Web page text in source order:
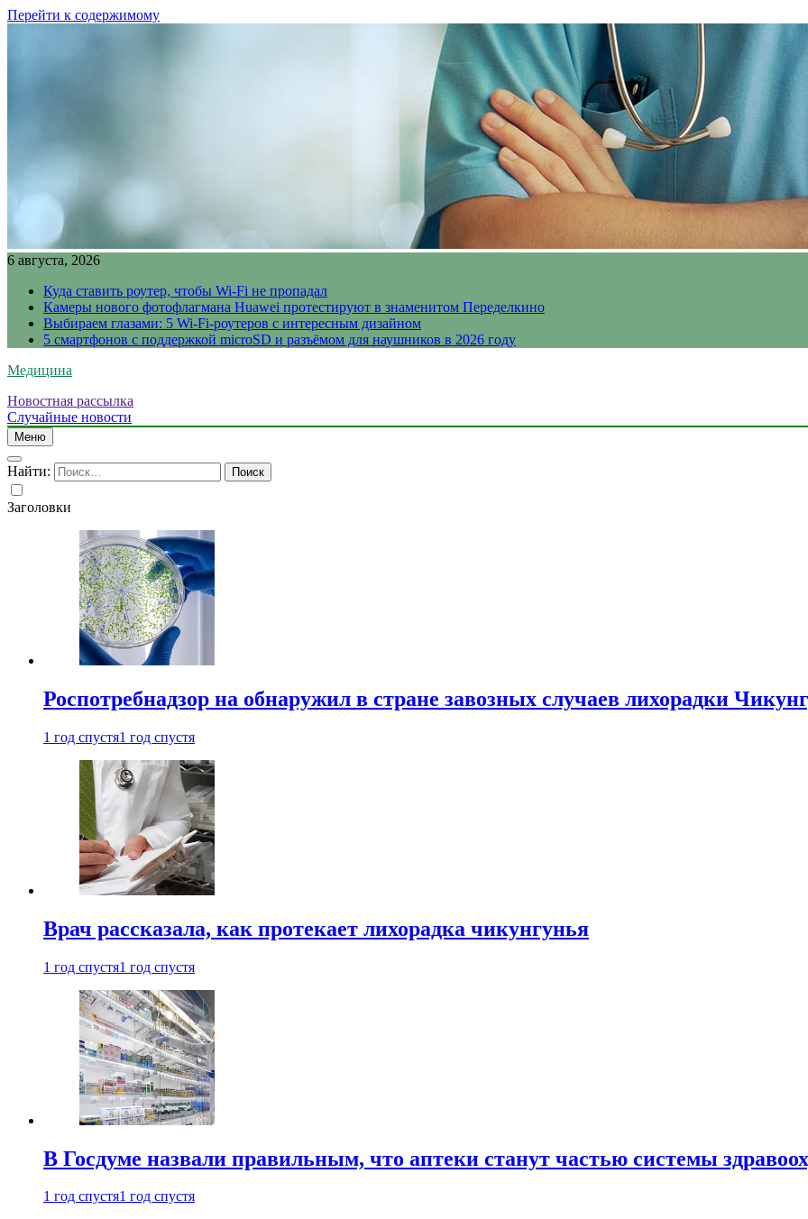
Перейти к содержимому
6 августа, 2026
Куда ставить роутер, чтобы Wi-Fi не пропадал
Камеры нового фотофлагмана Huawei протестируют в знаменитом Переделкино
Выбираем глазами: 5 Wi-Fi-роутеров с интересным дизайном
5 смартфонов с поддержкой microSD и разъёмом для наушников в 2026 году
Медицина
Новостная рассылка
Случайные новости
Меню
Найти:
Заголовки
Роспотребнадзор на обнаружил в стране завозных случаев лихорадки
1 год спустя1 год спустя
Врач рассказала, как протекает лихорадка чикунгунья
1 год спустя1 год спустя
В Госдуме назвали правильным, что аптеки станут частью системы
1 год спустя1 год спустя